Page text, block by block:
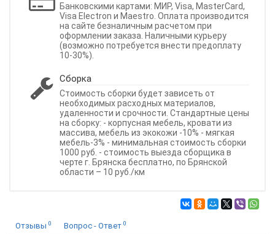
Банковскими картами: МИР, Visa, MasterCard,
Visa Electron и Maestro. Оплата производится
на сайте безналичным расчетом при
оформлении заказа. Наличными курьеру
(возможно потребуется внести предоплату
10-30%).
Сборка
Стоимость сборки будет зависеть от
необходимых расходных материалов,
удаленности и срочности. Стандартные цены
на сборку: - корпусная мебель, кровати из
массива, мебель из экокожи -10% - мягкая
мебель-3% - минимальная стоимость сборки
1000 руб. - стоимость выезда сборщика в
черте г. Брянска бесплатно, по Брянской
области – 10 руб./км
Отзывы 0 Вопрос - Ответ 0